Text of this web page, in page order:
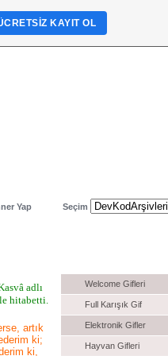
Yap Seçim
adlı
hitabetti.
artık
ki;
ki,
Welcome Gifleri
Full Karışık Gif
Elektronik Gifler
Hayvan Gifleri
KAYIT OL